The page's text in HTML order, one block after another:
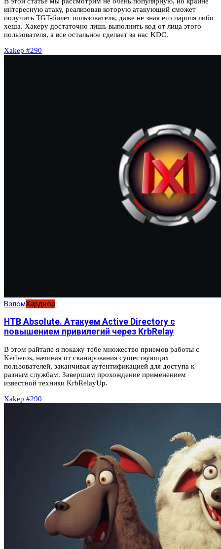
интересную атаку, реализовав которую атакующий сможет
получить TGT-билет пользователя, даже не зная его пароля либо
хеша. Хакеру достаточно лишь выполнить код от лица этого
пользователя, а все остальное сделает за нас KDC.
Xakep #290
ВзломХардкор
HTB Absolute. Атакуем Active Directory с
повышением привилегий через KrbRelay
В этом райтапе я покажу тебе множество приемов работы с
Kerberos, начиная от сканирования существующих
пользователей, заканчивая аутентификацией для доступа к
разным службам. Завершим прохождение применением
известной техники KrbRelayUp.
Xakep #290